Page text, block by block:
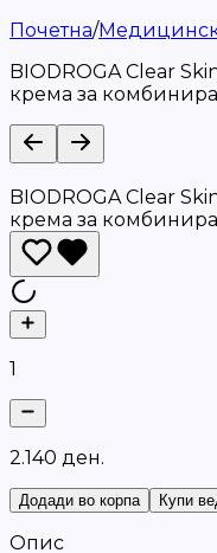
Почетна/
BIODROGA Clear
крема за
BIODROGA Clear
крема за
1
2.140 ден.
Додади во корпа Купи
Опис